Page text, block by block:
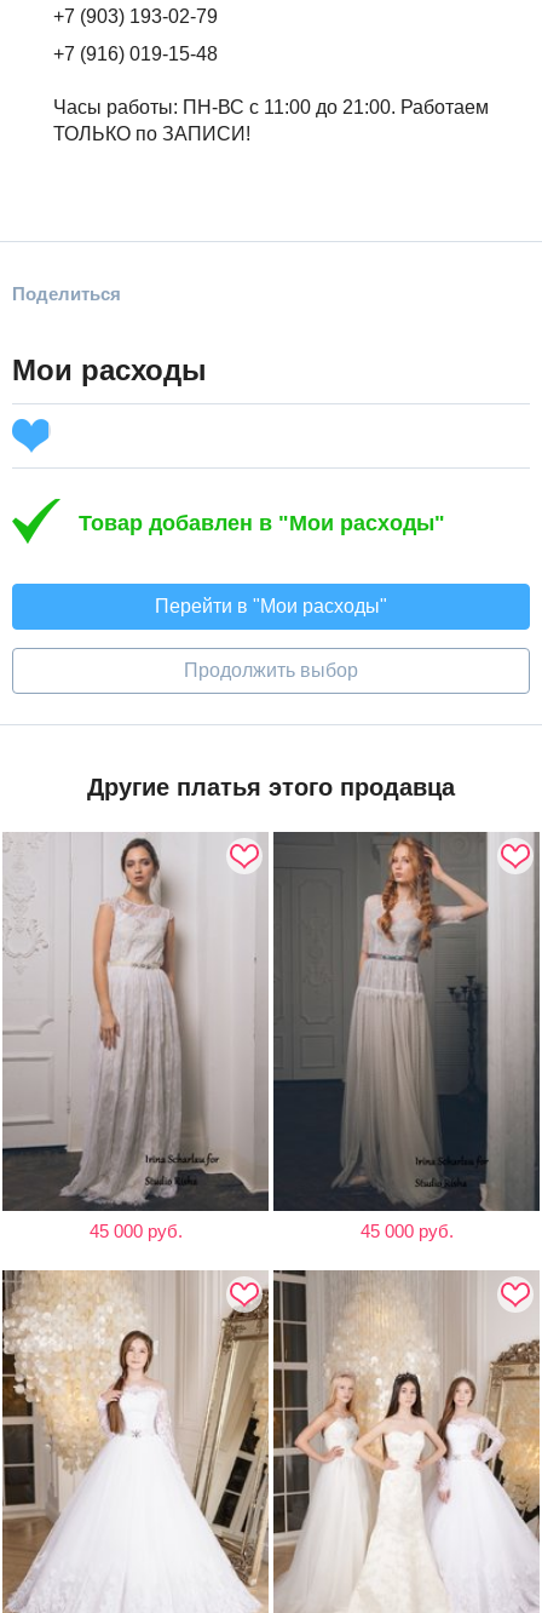
+7 (903) 193-02-79
+7 (916) 019-15-48
Часы работы: ПН-ВС с 11:00 до 21:00. Работаем
ТОЛЬКО по ЗАПИСИ!
Поделиться
Мои расходы
Товар добавлен в "Мои расходы"
Перейти в "Мои расходы"
Продолжить выбор
Другие платья этого продавца
45 000 руб. 45 000 руб.